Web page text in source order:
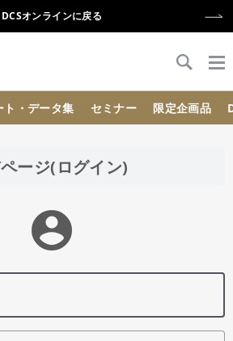
DCSオンラインに戻る
ト・データ集 セミナー 限定企画品
ージ(ログイン)
account_circle